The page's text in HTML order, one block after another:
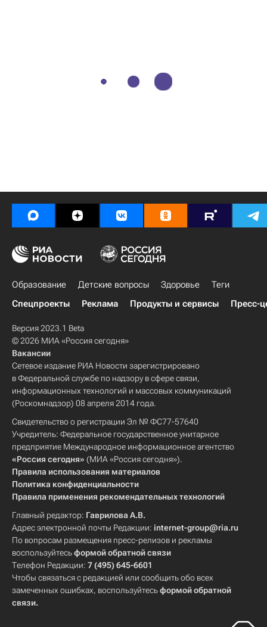
Образование Детские вопросы Здоровье
Теги
Спецпроекты
Реклама Продукты и сервисы Пресс-
Версия 2023.1 Beta
© 2026 МИА «Россия сегодня»
Вакансии
Сетевое издание РИА Новости зарегистрировано
в Федеральной службе по надзору в сфере связи,
информационных технологий и массовых коммуникаций
(Роскомнадзор) 08 апреля 2014 года.
Свидетельство о регистрации Эл № ФС77-57640
Учредитель: Федеральное государственное унитарное
предприятие Международное информационное агентство
«Россия сегодня» (МИА «Россия сегодня»).
Правила использования материалов
Политика конфиденциальности
Правила применения рекомендательных технологий
Главный редактор: Гаврилова А.В.
Адрес электронной почты Редакции: internet-group@ria.ru
По вопросам размещения пресс-релизов и рекламы
воспользуйтесьформой обратной связи
Телефон Редакции: 7 (495) 645-6601
Чтобы связаться с редакцией или сообщить обо всех
замеченных ошибках, воспользуйтесьформой обратной
связи.